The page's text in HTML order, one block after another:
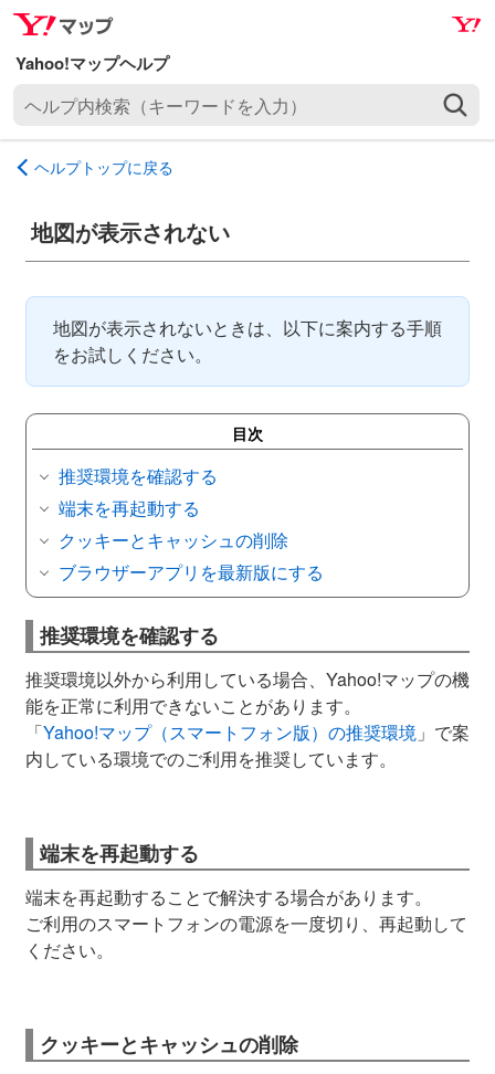
ナ
ビ
ゲ
ー
ョ
ン
ス
キ
メ
イ
ン
コ
テ
ン
へ
ス
プ
内
（
ー
ド
を
ヘルプトップに戻る
地図が表示されない
地図が表示されないときは、以下に案内する手順
をお試しください。
目次
推奨環境を確認する
端末を再起動する
クッキーとキャッシュの削除
ブラウザーアプリを最新版にする
推奨環境を確認する
推奨環境以外から利用している場合、Yahoo!マップの機
能を正常に利用できないことがあります。
「Yahoo!マップ（スマートフォン版）の推奨環境 」で案
内している環境でのご利用を推奨しています。
端末を再起動する
端末を再起動することで解決する場合があります。
ご利用のスマートフォンの電源を一度切り、再起動して
ください。
クッキーとキャッシュの削除